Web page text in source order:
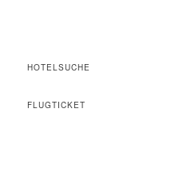
HOTELSUCHE
FLUGTICKET